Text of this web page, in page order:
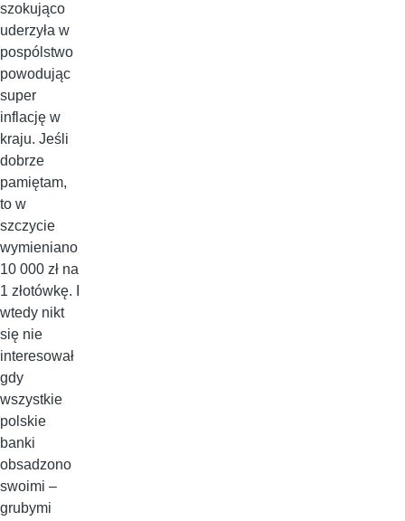
szokująco
uderzyła w
pospólstwo
powodując
super
inflację w
kraju. Jeśli
dobrze
pamiętam,
to w
szczycie
wymieniano
10 000 zł na
1 złotówkę. I
wtedy nikt
się nie
interesował
gdy
wszystkie
polskie
banki
obsadzono
swoimi –
grubymi